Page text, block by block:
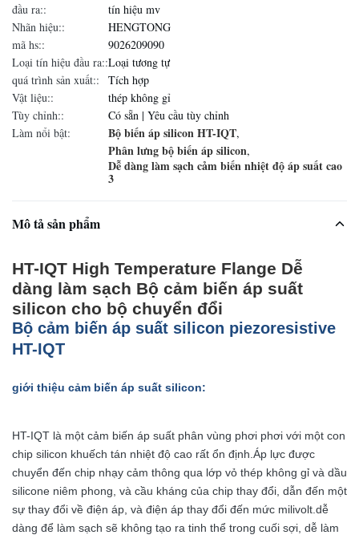
đầu ra::
tín hiệu mv
Nhãn hiệu::
HENGTONG
mã hs::
9026209090
Loại tín hiệu đầu ra::Loại tương tự
quá trình sản xuất::
Tích hợp
Vật liệu::
thép không gỉ
Tùy chỉnh::
Có sẵn | Yêu cầu tùy chỉnh
Làm nổi bật:
Bộ biến áp silicon HT-IQT,
Phân lưng bộ biến áp silicon,
Dễ dàng làm sạch cảm biến nhiệt độ áp suất cao
3
Mô tả sản phẩm
HT-IQT High Temperature Flange Dễ
dàng làm sạch Bộ cảm biến áp suất
silicon cho bộ chuyển đổi
Bộ cảm biến áp suất silicon piezoresistive
HT-IQT
giới thiệu cảm biến áp suất silicon:
HT-IQT là một cảm biến áp suất phân vùng phơi phơi với một con
chip silicon khuếch tán nhiệt độ cao rất ổn định.Áp lực được
chuyển đến chip nhạy cảm thông qua lớp vỏ thép không gỉ và dầu
silicone niêm phong, và cầu kháng của chip thay đổi, dẫn đến một
sự thay đổi về điện áp, và điện áp thay đổi đến mức milivolt.dễ
dàng để làm sạch sẽ không tạo ra tinh thể trong cuối sợi, dễ làm